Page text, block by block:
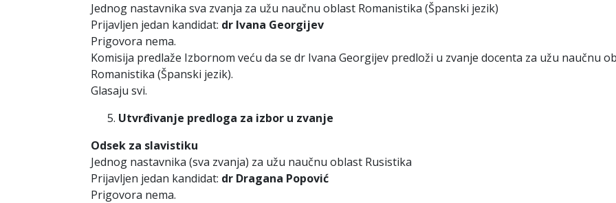
Jednog nastavnika sva zvanja za užu naučnu oblast Romanistika (Španski jezik)
Prijavljen jedan kandidat: dr Ivana Georgijev
Prigovora nema.
Komisija predlaže Izbornom veću da se dr Ivana Georgijev predloži u zvanje docenta za užu naučnu
Romanistika (Španski jezik).
Glasaju svi.
Utvrđivanje predloga za izbor u zvanje
Odsek za slavistiku
Jednog nastavnika (sva zvanja) za užu naučnu oblast Rusistika
Prijavljen jedan kandidat: dr Dragana Popović
Prigovora nema.